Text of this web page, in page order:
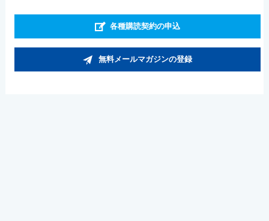
各種購読契約の申込
無料メールマガジンの登録